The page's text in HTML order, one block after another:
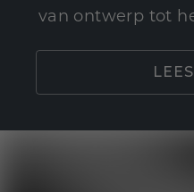
van ontwerp tot